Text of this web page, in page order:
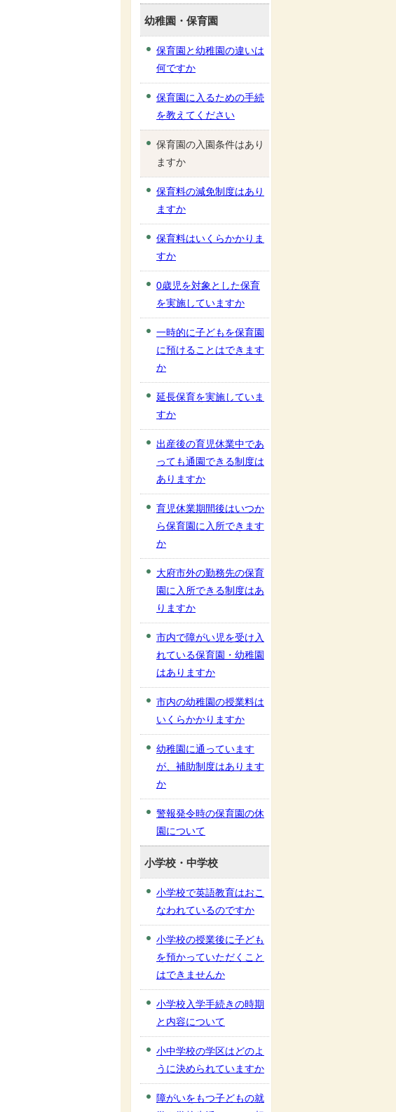
幼稚園・保育園
保育園と幼稚園の違いは
何ですか
保育園に入るための手続
を教えてください
保育園の入園条件はあり
ますか
保育料の減免制度はあり
ますか
保育料はいくらかかりま
すか
0歳児を対象とした保育
を実施していますか
一時的に子どもを保育園
に預けることはできます
か
延長保育を実施していま
すか
出産後の育児休業中であ
っても通園できる制度は
ありますか
育児休業期間後はいつか
ら保育園に入所できます
か
大府市外の勤務先の保育
園に入所できる制度はあ
りますか
市内で障がい児を受け入
れている保育園・幼稚園
はありますか
市内の幼稚園の授業料は
いくらかかりますか
幼稚園に通っています
が、補助制度はあります
か
警報発令時の保育園の休
園について
小学校・中学校
小学校で英語教育はおこ
なわれているのですか
小学校の授業後に子ども
を預かっていただくこと
はできませんか
小学校入学手続きの時期
と内容について
小中学校の学区はどのよ
うに決められていますか
障がいをもつ子どもの就